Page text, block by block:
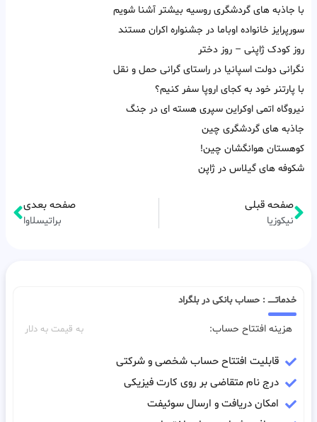
با جاذبه های گردشگری روسیه بیشتر آشنا شویم
سورپرایز خانواده اوباما در جشنواره اکران مستند
روز کودک ژاپنی – روز دختر
نگرانی دولت اسپانیا در راستای گرانی حمل و نقل
با پارتنر خود به کجای اروپا سفر کنیم؟
نیروگاه اتمی اوکراین سپری هسته ای در جنگ
جاذبه های گردشگری چین
کوهستان هوانگشان چین!
شکوفه های گیلاس در ژاپن
صفحه قبلی
نیکوزیا
صفحه بعدی
براتیسلاوا
خدماتـــــ : حساب بانکی در بلگراد
هزینه افتتاح حساب: به قیمت به دلار
قابلیت افتتاح حساب شخصی و شرکتی
درج نام متقاضی بر روی کارت فیزیکی
امکان دریافت و ارسال سوئیفت